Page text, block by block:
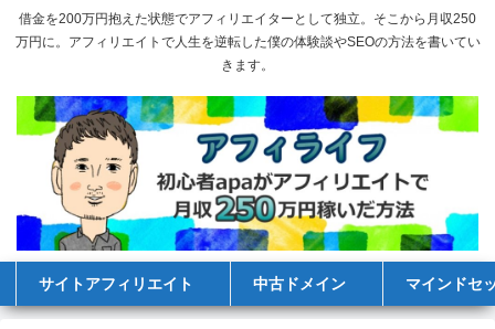
借金を200万円抱えた状態でアフィリエイターとして独立。そこから月収250
万円に。アフィリエイトで人生を逆転した僕の体験談やSEOの方法を書いてい
きます。
サイトアフィリエイト 中古ドメイン マインドセ